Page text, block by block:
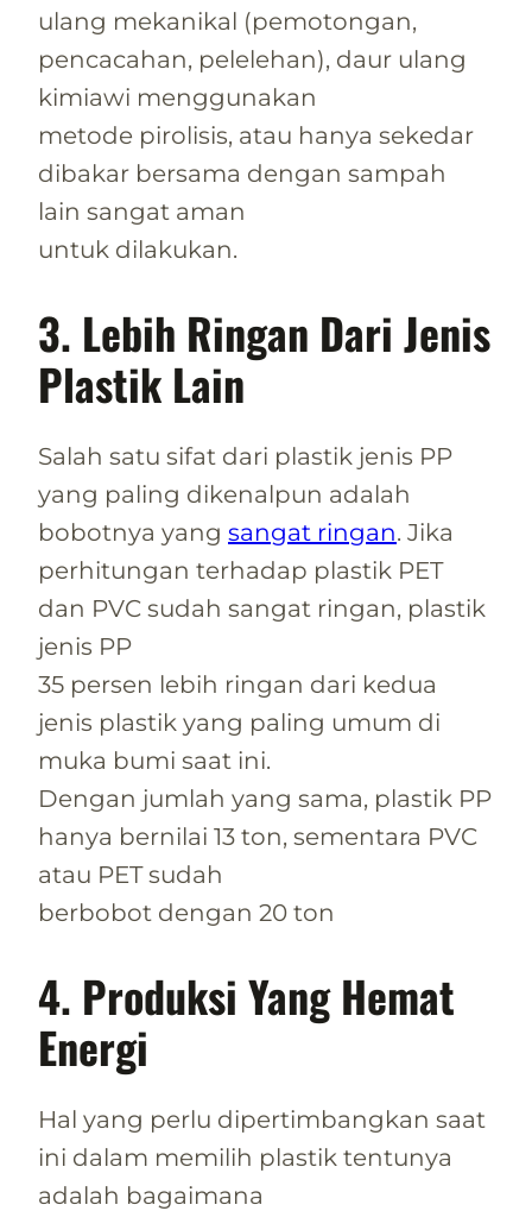
ulang mekanikal (pemotongan,
pencacahan, pelelehan), daur ulang
kimiawi menggunakan
metode pirolisis, atau hanya sekedar
dibakar bersama dengan sampah
lain sangat aman
untuk dilakukan.
3. Lebih Ringan Dari Jenis
Plastik Lain
Salah satu sifat dari plastik jenis PP
yang paling dikenalpun adalah
bobotnya yang sangat ringan. Jika
perhitungan terhadap plastik PET
dan PVC sudah sangat ringan, plastik
jenis PP
35 persen lebih ringan dari kedua
jenis plastik yang paling umum di
muka bumi saat ini.
Dengan jumlah yang sama, plastik PP
hanya bernilai 13 ton, sementara PVC
atau PET sudah
berbobot dengan 20 ton
4. Produksi Yang Hemat
Energi
Hal yang perlu dipertimbangkan saat
ini dalam memilih plastik tentunya
adalah bagaimana